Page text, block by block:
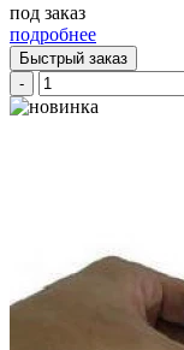
под заказ
подробнее
Быстрый заказ
-